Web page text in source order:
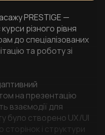
PRESTIGE —
різного рівня
до спеціалізованих
та роботу зі
на презентацію
взаємодії для
було створено UX/UI
і структури